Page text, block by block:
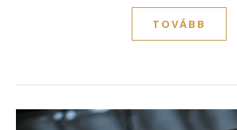
TOVÁBB